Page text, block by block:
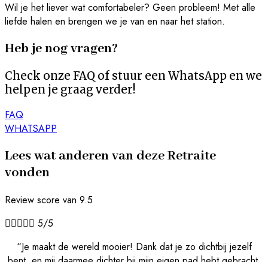
Wil je het liever wat comfortabeler? Geen probleem! Met alle
liefde halen en brengen we je van en naar het station.
Heb je nog vragen?
Check onze FAQ of stuur een WhatsApp en we
helpen je graag verder!
FAQ
WHATSAPP
Lees wat anderen van deze Retraite
vonden
Review score van 9.5
 5/5
“Je maakt de wereld mooier! Dank dat je zo dichtbij jezelf